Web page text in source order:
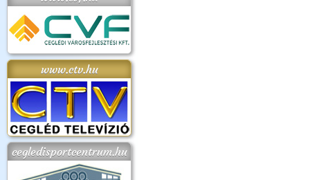
www.ctv.hu
cegledisportcentrum.hu